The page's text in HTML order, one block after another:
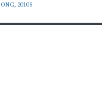
, 2010S